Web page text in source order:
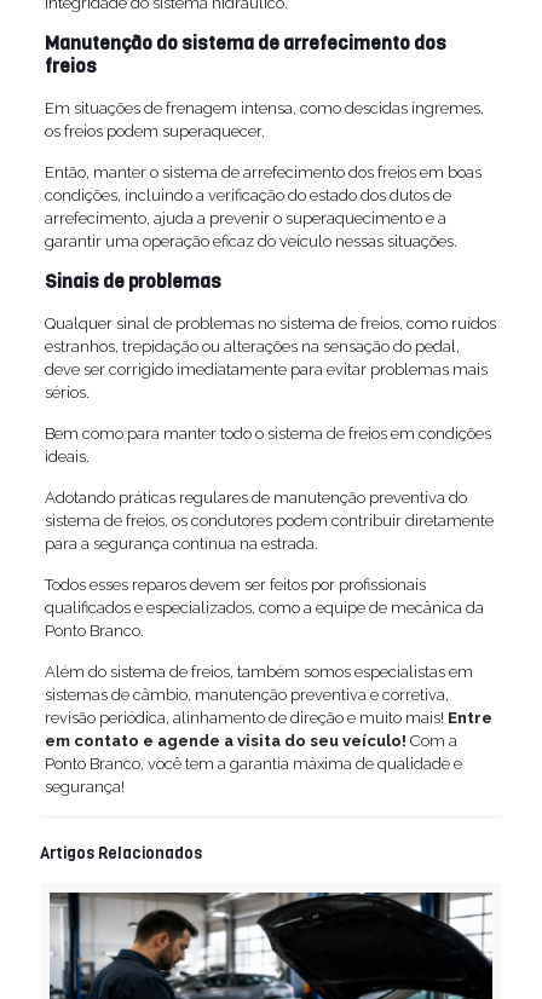
Manutenção do sistema de arrefecimento dos
freios
Em situações de frenagem intensa, como descidas íngremes,
os freios podem superaquecer.
Então, manter o sistema de arrefecimento dos freios em boas
condições, incluindo a verificação do estado dos dutos de
arrefecimento, ajuda a prevenir o superaquecimento e a
garantir uma operação eficaz do veículo nessas situações.
Sinais de problemas
Qualquer sinal de problemas no sistema de freios, como ruídos
estranhos, trepidação ou alterações na sensação do pedal,
deve ser corrigido imediatamente para evitar problemas mais
sérios.
Bem como para manter todo o sistema de freios em condições
ideais.
Adotando práticas regulares de manutenção preventiva do
sistema de freios, os condutores podem contribuir diretamente
para a segurança contínua na estrada.
Todos esses reparos devem ser feitos por profissionais
qualificados e especializados, como a equipe de mecânica da
Ponto Branco.
Além do sistema de freios, também somos especialistas em
sistemas de câmbio, manutenção preventiva e corretiva,
revisão periódica, alinhamento de direção e muito mais! Entre
em contato e agende a visita do seu veículo! Com a
Ponto Branco, você tem a garantia máxima de qualidade e
segurança!
Artigos Relacionados